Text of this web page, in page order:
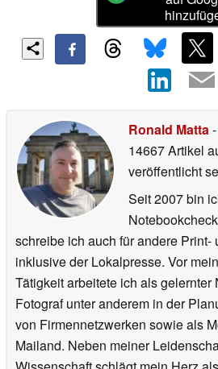
Ronald Matta
14667 Artikel
veröffentlicht
Seit 2007 bin
schreibe ich auch für andere Print-
inklusive der Lokalpresse. Vor
Tätigkeit arbeitete ich als gelernter
Fotograf unter anderem in der
von Firmennetzwerken sowie als
Mailand. Neben meiner